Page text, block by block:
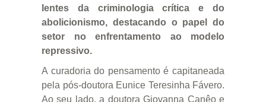
lentes da criminologia crítica e do
abolicionismo, destacando o papel do
setor no enfrentamento ao modelo
repressivo.
A curadoria do pensamento é capitaneada
pela pós-doutora Eunice Teresinha Fávero.
Ao seu lado, a doutora Giovanna Canêo e